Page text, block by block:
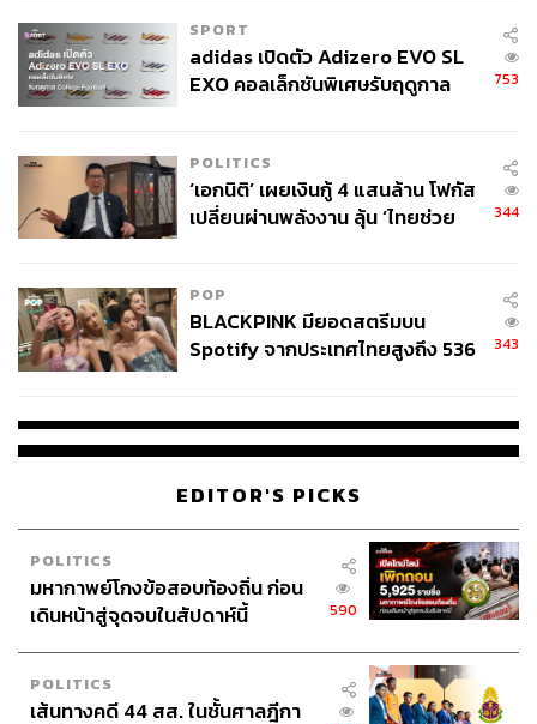
SPORT
adidas เปิดตัว Adizero EVO SL
EXO คอลเล็กชันพิเศษรับฤดูกาล
753
POLITICS
‘เอกนิติ’ เผยเงินกู้ 4 แสนล้าน โฟกัส
เปลี่ยนผ่านพลังงาน ลุ้น ‘ไทยช่วย
344
POP
BLACKPINK มียอดสตรีมบน
Spotify จากประเทศไทยสูงถึง 536
343
EDITOR'S PICKS
POLITICS
มหากาพย์โกงข้อสอบท้องถิ่น ก่อน
เดินหน้าสู่จุดจบในสัปดาห์นี้
590
POLITICS
เส้นทางคดี 44 สส. ในชั้นศาลฎีกา